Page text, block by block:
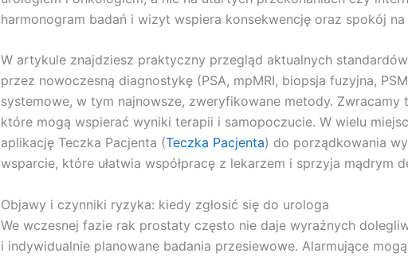
harmonogram badań i wizyt wspiera konsekwencję oraz spokój
W artykule znajdziesz praktyczny przegląd aktualnych
przez nowoczesną diagnostykę (PSA, mpMRI, biopsja fuzyjna,
systemowe, w tym najnowsze, zweryfikowane metody.
które mogą wspierać wyniki terapii i samopoczucie. W wielu
aplikację Teczka Pacjenta (Teczka Pacjenta) do porządkowania
wsparcie, które ułatwia współpracę z lekarzem i sprzyja mądrym
Objawy i czynniki ryzyka: kiedy zgłosić się do urologa
We wczesnej fazie rak prostaty często nie daje wyraźnych
i indywidualnie planowane badania przesiewowe. Alarmujące